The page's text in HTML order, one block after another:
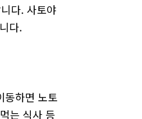
다. 사토야
다.
동하면 노토
는 식사 등